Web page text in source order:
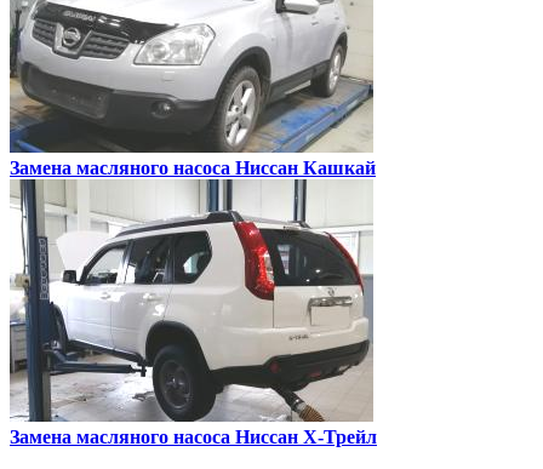
Замена масляного насоса Ниссан Кашкай
Замена масляного насоса Ниссан Х-Трейл